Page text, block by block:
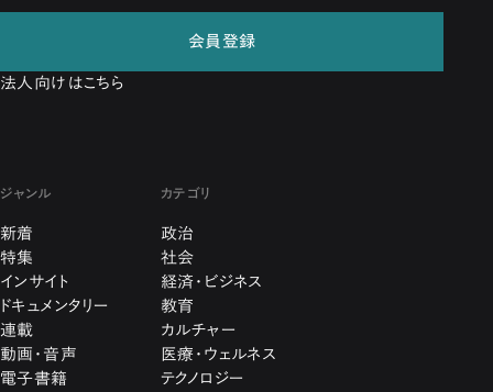
会員登録
法人向けはこちら
ジャンル
新着
特集
インサイト
ドキュメンタリー
連載
動画・音声
電子書籍
カテゴリ
政治
社会
経済・ビジネス
教育
カルチャー
医療・ウェルネス
テクノロジー